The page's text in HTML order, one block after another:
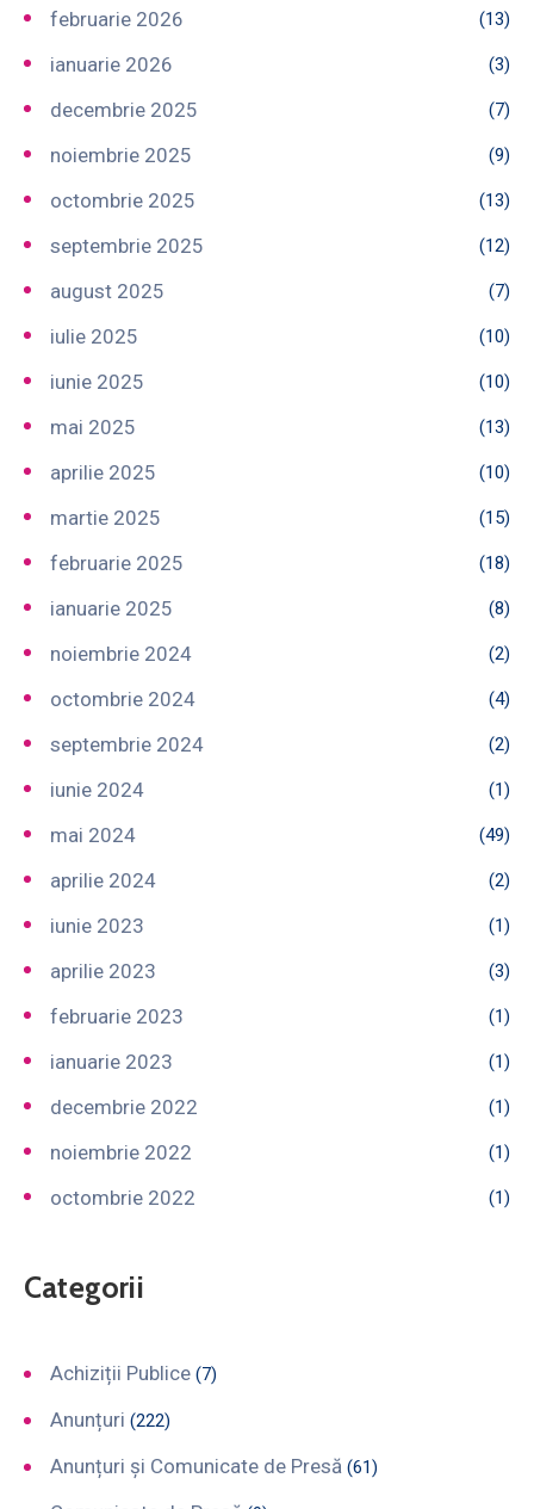
februarie 2026 (13)
ianuarie 2026 (3)
decembrie 2025 (7)
noiembrie 2025 (9)
octombrie 2025 (13)
septembrie 2025 (12)
august 2025 (7)
iulie 2025 (10)
iunie 2025 (10)
mai 2025 (13)
aprilie 2025 (10)
martie 2025 (15)
februarie 2025 (18)
ianuarie 2025 (8)
noiembrie 2024 (2)
octombrie 2024 (4)
septembrie 2024 (2)
iunie 2024 (1)
mai 2024 (49)
aprilie 2024 (2)
iunie 2023 (1)
aprilie 2023 (3)
februarie 2023 (1)
ianuarie 2023 (1)
decembrie 2022 (1)
noiembrie 2022 (1)
octombrie 2022 (1)
Categorii
Achiziții Publice (7)
Anunțuri (222)
Anunțuri și Comunicate de Presă (61)